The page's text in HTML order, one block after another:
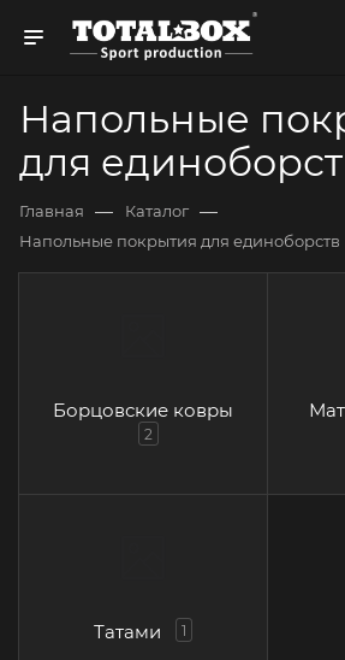
Напольные
для
Главная — Каталог —
Напольные покрытия для единоборств
Борцовские ковры
2
Татами 1